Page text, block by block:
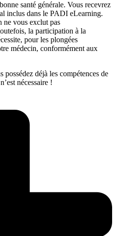
santé générale. Vous recevrez
inclus dans le PADI eLearning.
ne vous exclut pas
la participation à la
pour les plongées
médecin, conformément aux
déjà les compétences de
nécessaire !